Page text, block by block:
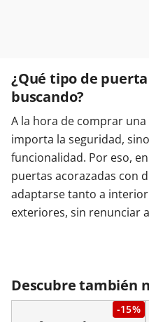
¿Qué tipo de
buscando?
A la hora de comprar
importa la seguridad,
funcionalidad. Por eso,
puertas acorazadas con
adaptarse tanto a
exteriores, sin renunciar
Descubre también
-15%